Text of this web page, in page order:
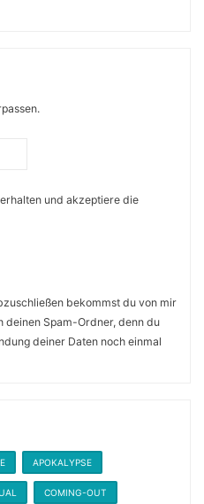
und akzeptiere die
bekommst du von mir
deinen Spam-Ordner, denn du
deiner Daten noch einmal
APOKALYPSE
COMING-OUT